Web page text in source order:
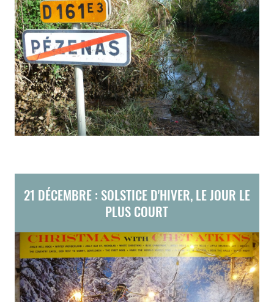
21 DÉCEMBRE : SOLSTICE D'HIVER, LE JOUR LE
PLUS COURT